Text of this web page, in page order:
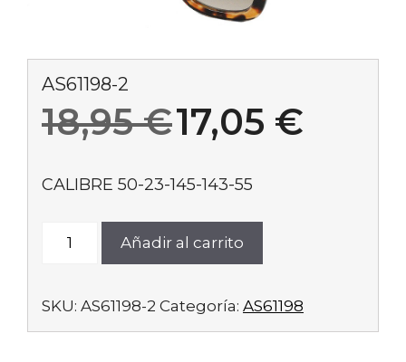
AS61198-2
18,95€El
precio
original
18,95 €.
17,05 €
CALIBRE 50-23-145-143-55
Añadir al carrito
SKU: AS61198-2 Categoría: AS61198